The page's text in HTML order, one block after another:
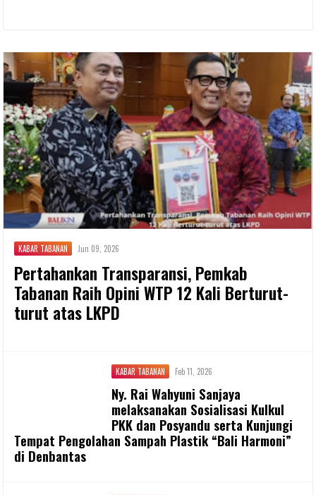
KABAR TABANAN Jun 09, 2026
Pertahankan Transparansi, Pemkab
Tabanan Raih Opini WTP 12 Kali Berturut-
turut atas LKPD
KABAR TABANAN Feb 11, 2026
Ny. Rai Wahyuni Sanjaya
melaksanakan Sosialisasi Kulkul
PKK dan Posyandu serta Kunjungi
Tempat Pengolahan Sampah Plastik “Bali Harmoni”
di Denbantas